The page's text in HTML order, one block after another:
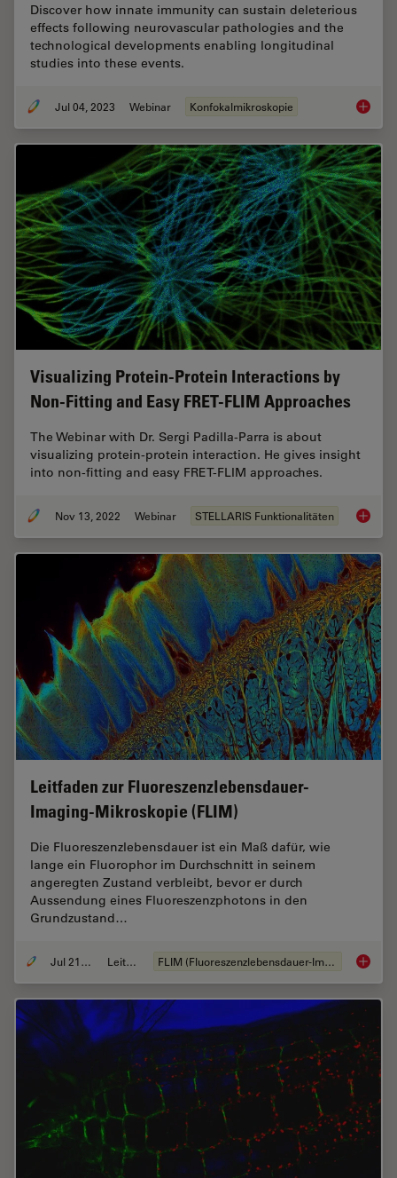
Discover how innate immunity can sustain deleterious
effects following neurovascular pathologies and the
technological developments enabling longitudinal
studies into these events.
Jul 04, 2023 Webinar Konfokalmikroskopie
Visualizing Protein-Protein Interactions by
Non-Fitting and Easy FRET-FLIM Approaches
The Webinar with Dr. Sergi Padilla-Parra is about
visualizing protein-protein interaction. He gives insight
into non-fitting and easy FRET-FLIM approaches.
Nov 13, 2022 Webinar STELLARIS Funktionalitäten
Leitfaden zur Fluoreszenzlebensdauer-
Imaging-Mikroskopie (FLIM)
Die Fluoreszenzlebensdauer ist ein Maß dafür, wie
lange ein Fluorophor im Durchschnitt in seinem
angeregten Zustand verbleibt, bevor er durch
Aussendung eines Fluoreszenzphotons in den
Grundzustand…
Jul 21, 2022 Leitfaden FLIM (Fluoreszenzlebensdauer-Imaging-Mikroskopie)